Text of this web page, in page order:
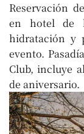
Reservación
en hotel de
hidratación y
evento.
Club, incluye
de aniversario.